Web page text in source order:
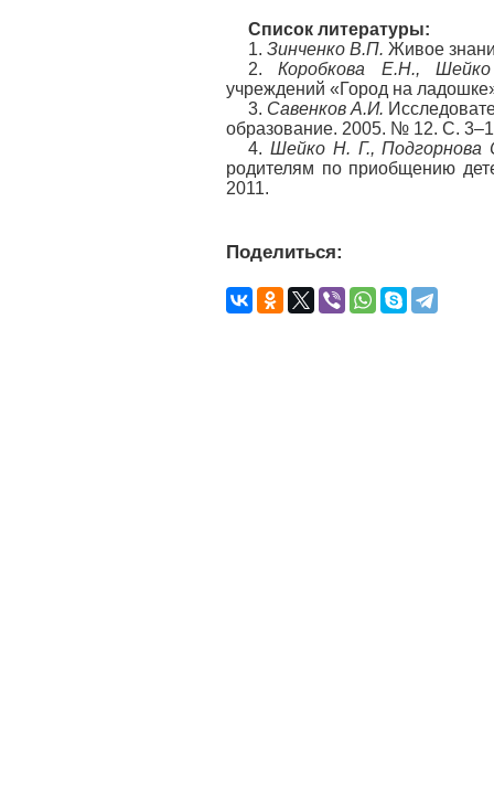
Список литературы:
1. Зинченко В.П. Живое
2.Коробкова Е.Н.,
учреждений «Город на
3. Савенков А.И.
образование. 2005. № 12. С.
4. Шейко Н. Г., Подгорнова
родителям по приобщению
2011.
Поделиться: